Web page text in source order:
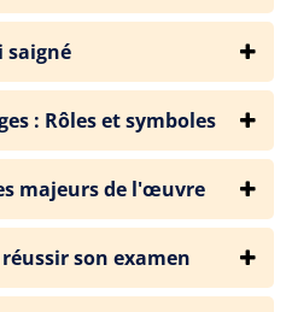
saigné
: Rôles et symboles
majeurs de l'œuvre
son examen